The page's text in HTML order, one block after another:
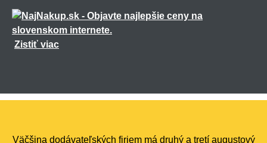
Zistiť viac
realizácia Shean.cz
Väčšina dodávateľských firiem má druhý a tretí augustový